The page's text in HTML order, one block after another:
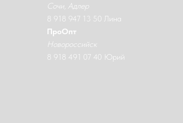
Сочи, Адлер
8 918 947 13 50 Лина
ПроОпт
Новороссийск
8 918 491 07 40 Юрий